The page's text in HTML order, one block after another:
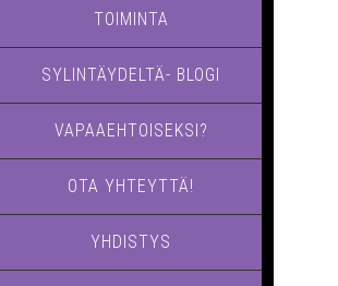
TOIMINTA
SYLINTÄYDELTÄ- BLOGI
VAPAAEHTOISEKSI?
OTA YHTEYTTÄ!
YHDISTYS